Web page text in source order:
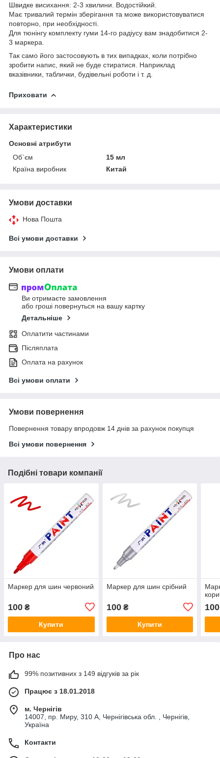
Швидке висихання: 2-3 хвилини. Водостійкий.
Має тривалий термін зберігання та може використовуватися
повторно, при необхідності.
Для тюнінгу комплекту гуми 14-го радіусу вам знадобитися 2-
3 маркера.
Так само його застосовують в тих випадках, коли потрібно
зробити напис, який не буде стиратися. Наприклад
вказівники, таблички, будівельні роботи і т. д.
Приховати
Характеристики
Основні атрибути
Об`єм
15 мл
Країна виробник
Китай
Умови доставки
Нова Пошта
Всі умови доставки
Умови оплати
Ви отримаєте замовлення
або гроші повернуться на вашу картку
Детальніше
Оплатити частинами
Післяплата
Оплата на рахунок
Всі умови оплати
Умови повернення
Повернення товару впродовж 14 днів за рахунок покупця
Всі умови повернення
Подібні товари компанії
Маркер для шин червоний
100 ₴
Купити
Маркер для шин срібний
100₴
Купити
100
Про нас
99% позитивних з 149 відгуків за рік
Працює з 18.01.2018
м. Чернігів
14007, пр. Миру, 310 А, Чернігівська обл. , Чернігів,
Україна
Контакти